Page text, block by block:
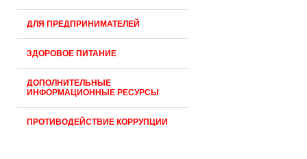
ДЛЯ ПРЕДПРИНИМАТЕЛЕЙ
ЗДОРОВОЕ ПИТАНИЕ
ДОПОЛНИТЕЛЬНЫЕ
ИНФОРМАЦИОННЫЕ РЕСУРСЫ
ПРОТИВОДЕЙСТВИЕ КОРРУПЦИИ